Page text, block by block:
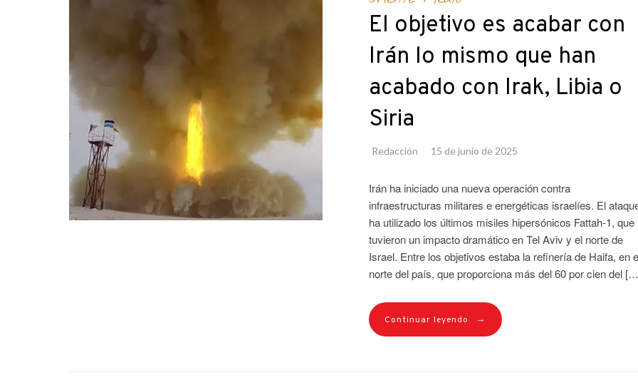
El objetivo es acabar con
Irán lo mismo que han
acabado con Irak, Libia o
Siria
Redacción 15 de junio de 2025
Irán ha iniciado una nueva operación contra
infraestructuras militares e energéticas israelíes. El
ha utilizado los últimos misiles hipersónicos Fattah-1, que
tuvieron un impacto dramático en Tel Aviv y el norte de
Israel. Entre los objetivos estaba la refinería de Haifa, en
norte del país, que proporciona más del 60 por cien del
Continuar leyendo →